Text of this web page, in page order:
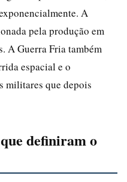
A
pela produção em
A Guerra Fria também
espacial e o
militares que depois
definiram o